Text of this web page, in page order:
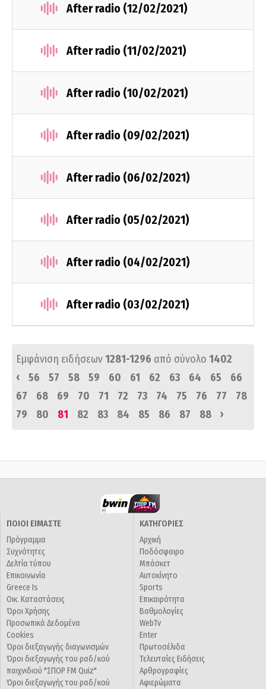
After radio (12/02/2021)
After radio (11/02/2021)
After radio (10/02/2021)
After radio (09/02/2021)
After radio (06/02/2021)
After radio (05/02/2021)
After radio (04/02/2021)
After radio (03/02/2021)
Εμφάνιση ειδήσεων1281-1296 από σύνολο 1402
‹
56 57 58 59 60 61 62 63 64 65
66
67
68 69 70 71 72 73 74 75 76 77
78
79
80 81 82 83 84 85 86 87 88 ›
ΠΟΙΟΙ ΕΙΜΑΣΤΕ
Πρόγραμμα
Συχνότητες
Δελτία τύπου
Επικοινωνία
Greece Is
Οικ. Καταστάσεις
Όροι Χρήσης
Προσωπικά Δεδομένα
Cookies
Όροι διεξαγωγής διαγωνισμών
Όροι διεξαγωγής του ραδ/κού
παιχνιδιού "ΣΠΟΡ FM Quiz"
Όροι διεξαγωγής του ραδ/κού
ΚΑΤΗΓΟΡΙΕΣ
Αρχική
Ποδόσφαιρο
Μπάσκετ
Αυτοκίνητο
Sports
Επικαιρότητα
Βαθμολογίες
WebTv
Enter
Πρωτοσέλιδα
Τελευταίες Ειδήσεις
Αρθρογραφίες
Αφιερώματα